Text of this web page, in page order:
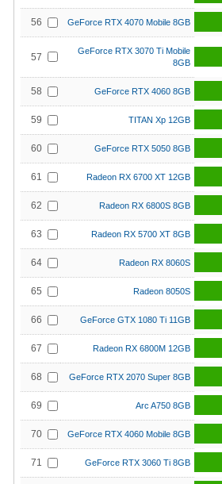
56 GeForce RTX 4070 Mobile 8GB
57
GeForce RTX 3070 Ti Mobile
8GB
58 GeForce RTX 4060 8GB
59 TITAN Xp 12GB
60 GeForce RTX 5050 8GB
61 Radeon RX 6700 XT 12GB
62 Radeon RX 6800S 8GB
63 Radeon RX 5700 XT 8GB
64 Radeon RX 8060S
65 Radeon 8050S
66 GeForce GTX 1080 Ti 11GB
67 Radeon RX 6800M 12GB
68 GeForce RTX 2070 Super 8GB
69 Arc A750 8GB
70 GeForce RTX 4060 Mobile 8GB
71 GeForce RTX 3060 Ti 8GB